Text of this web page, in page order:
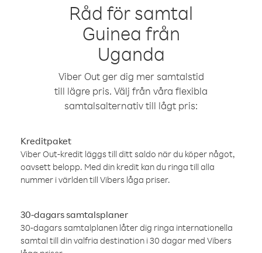
Råd för samtal
Guinea från
Uganda
Viber Out ger dig mer samtalstid
till lägre pris. Välj från våra flexibla
samtalsalternativ till lågt pris:
Kreditpaket
Viber Out-kredit läggs till ditt saldo när du köper något,
oavsett belopp. Med din kredit kan du ringa till alla
nummer i världen till Vibers låga priser.
30-dagars samtalsplaner
30-dagars samtalplanen låter dig ringa internationella
samtal till din valfria destination i 30 dagar med Vibers